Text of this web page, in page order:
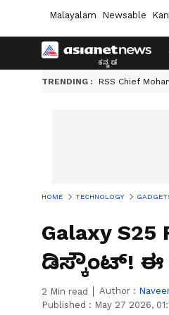
Malayalam Newsable
TRENDING : RSS Chief
HOME TECHNOLOGY
Galaxy
ಡಿಸ್ಕೌಂಟ್!
2 Min read Author :
Published : May 27 2026,